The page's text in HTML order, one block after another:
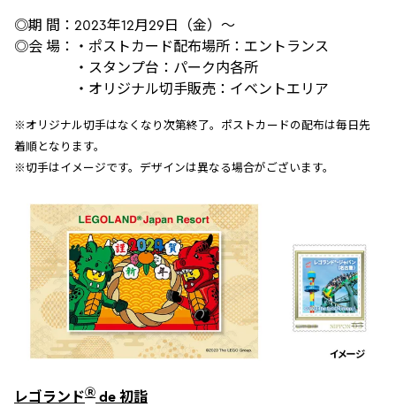
◎期 間：2023年12月29日（金）～ ­­­­­­­­­
◎会 場：・ポストカード配布場所：エントランス
・スタンプ台：パーク内各所
・オリジナル切手販売：イベントエリア
※オリジナル切手はなくなり次第終了。ポストカードの配布は毎日先
着順となります。
※切手はイメージです。デザインは異なる場合がございます。
レゴランドⓇ de 初詣